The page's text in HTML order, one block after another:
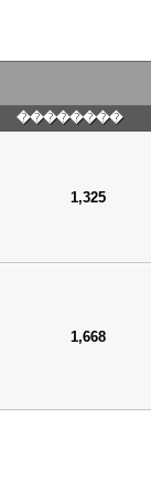
��������
1,325
1,668